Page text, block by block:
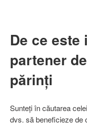
De ce
partener
părinți
Sunteți în căutarea
dvs. să beneficieze de